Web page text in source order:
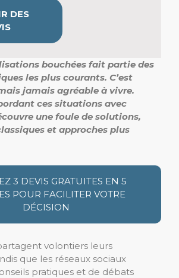
DES
bouchées fait partie des
les plus courants. C’est
jamais agréable à vivre.
ces situations avec
une foule de solutions,
et approches plus
3 DEVIS GRATUITES EN 5
POUR FACILITER VOTRE
DÉCISION
volontiers leurs
que les réseaux sociaux
pratiques et de débats